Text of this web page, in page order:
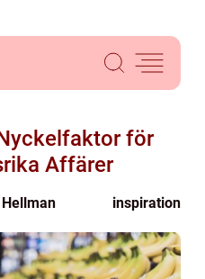
för
Affärer
inspiration